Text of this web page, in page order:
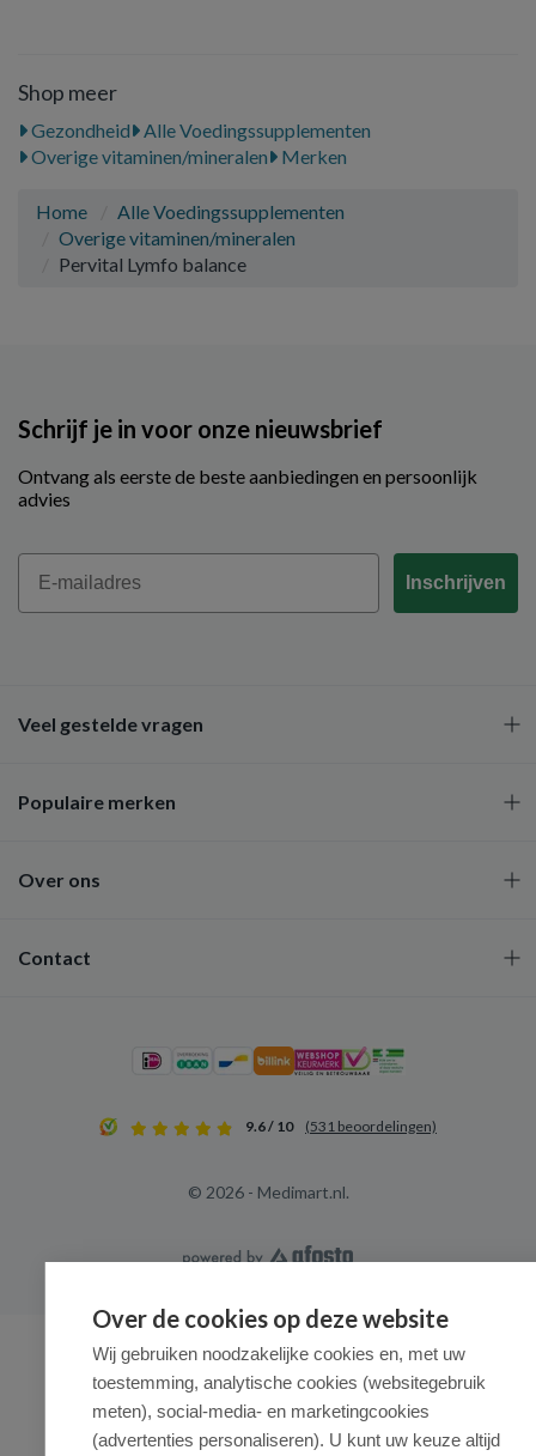
Shop meer
Gezondheid
Alle Voedingssupplementen
Overige vitaminen/mineralen
Merken
Home
Alle Voedingssupplementen
Overige vitaminen/mineralen
Pervital Lymfo balance
Schrijf je in voor onze nieuwsbrief
Ontvang als eerste de beste aanbiedingen en persoonlijk
advies
Email
Inschrijven
Veel gestelde vragen
Populaire merken
Over ons
Contact
9.6 / 10 (531 beoordelingen)
© 2026 - Medimart.nl.
Over de cookies op deze website
Wij gebruiken noodzakelijke cookies en, met uw
toestemming, analytische cookies (websitegebruik
meten), social-media- en marketingcookies
(advertenties personaliseren). U kunt uw keuze altijd